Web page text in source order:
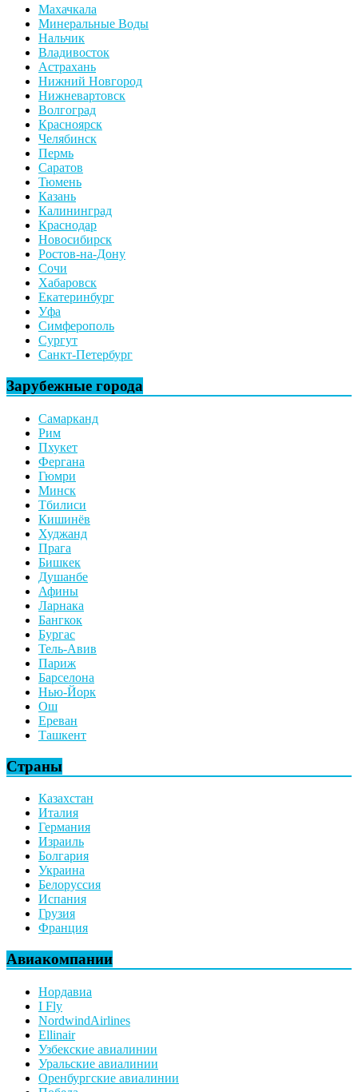
Махачкала
Минеральные Воды
Нальчик
Владивосток
Астрахань
Нижний Новгород
Нижневартовск
Волгоград
Красноярск
Челябинск
Пермь
Саратов
Тюмень
Казань
Калининград
Краснодар
Новосибирск
Ростов-на-Дону
Сочи
Хабаровск
Екатеринбург
Уфа
Симферополь
Сургут
Санкт-Петербург
Зарубежные города
Самарканд
Рим
Пхукет
Фергана
Гюмри
Минск
Тбилиси
Кишинёв
Худжанд
Прага
Бишкек
Душанбе
Афины
Ларнака
Бангкок
Бургас
Тель-Авив
Париж
Барселона
Нью-Йорк
Ош
Ереван
Ташкент
Страны
Казахстан
Италия
Германия
Израиль
Болгария
Украина
Белоруссия
Испания
Грузия
Франция
Авиакомпании
Нордавиа
I Fly
NordwindAirlines
Ellinair
Узбекские авиалинии
Уральские авиалинии
Оренбургские авиалинии